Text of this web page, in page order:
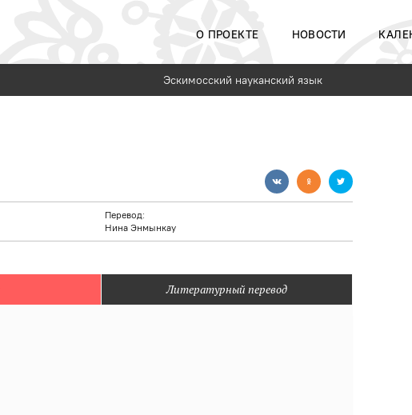
О ПРОЕКТЕ НОВОСТИ
Эскимосский науканский язык
Перевод:
Нина Энмынкау
Литературный перевод